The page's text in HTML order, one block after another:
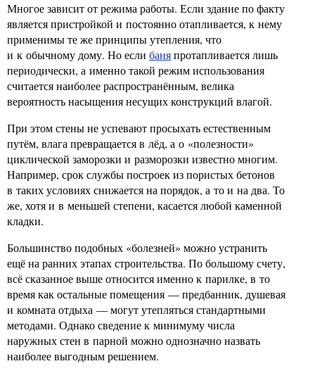
Многое зависит от режима работы. Если здание по факту
является пристройкой и постоянно отапливается, к нему
применимы те же принципы утепления, что
и к обычному дому. Но если баняпротапливается лишь
периодически, а именно такой режим использования
считается наиболее распространённым, велика
вероятность насыщения несущих конструкций влагой.
При этом стены не успевают просыхать естественным
путём, влага превращается в лёд, а о «полезности»
циклической заморозки и разморозки известно многим.
Например, срок службы построек из пористых бетонов
в таких условиях снижается на порядок, а то и на два. То
же, хотя и в меньшей степени, касается любой каменной
кладки.
Большинство подобных «болезней» можно устранить
ещё на ранних этапах строительства. По большому счету,
всё сказанное выше относится именно к парилке, в то
время как остальные помещения — предбанник, душевая
и комната отдыха — могут утепляться стандартными
методами. Однако сведение к минимуму числа
наружных стен в парной можно однозначно назвать
наиболее выгодным решением.